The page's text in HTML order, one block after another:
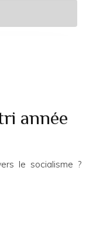
année
le socialisme ?